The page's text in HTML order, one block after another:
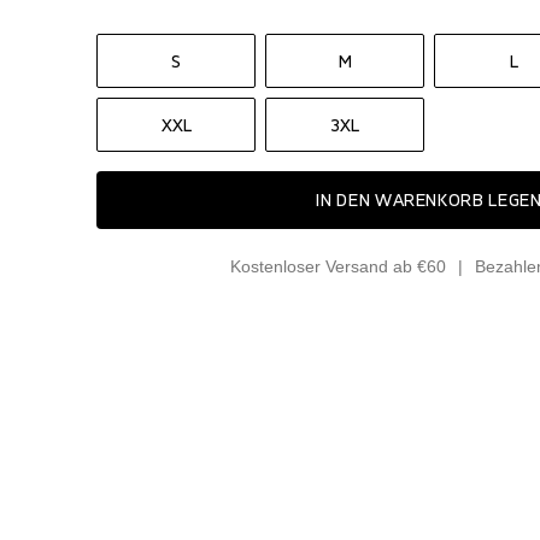
S M L
XXL 3XL
IN DEN WARENKORB LEGEN
Kostenloser Versand ab €60